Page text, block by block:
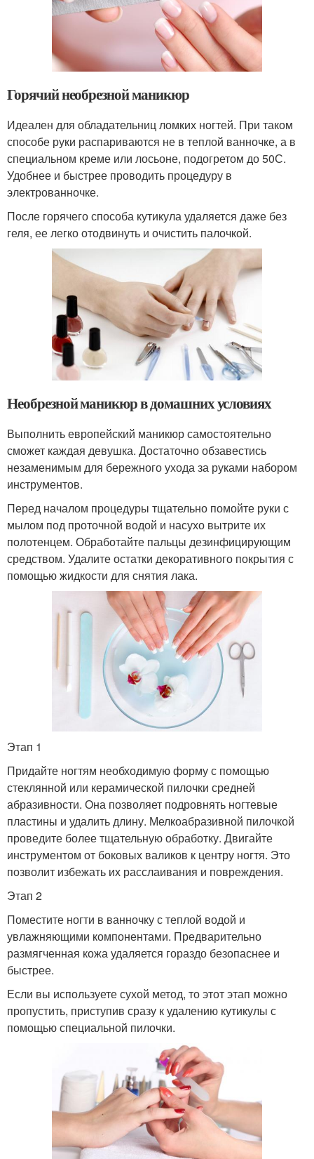
Горячий необрезной маникюр
Идеален для обладательниц ломких ногтей. При таком
способе руки распариваются не в теплой ванночке, а в
специальном креме или лосьоне, подогретом до 50С.
Удобнее и быстрее проводить процедуру в
электрованночке.
После горячего способа кутикула удаляется даже без
геля, ее легко отодвинуть и очистить палочкой.
Необрезной маникюр в домашних условиях
Выполнить европейский маникюр самостоятельно
сможет каждая девушка. Достаточно обзавестись
незаменимым для бережного ухода за руками набором
инструментов.
Перед началом процедуры тщательно помойте руки с
мылом под проточной водой и насухо вытрите их
полотенцем. Обработайте пальцы дезинфицирующим
средством. Удалите остатки декоративного покрытия с
помощью жидкости для снятия лака.
Этап 1
Придайте ногтям необходимую форму с помощью
стеклянной или керамической пилочки средней
абразивности. Она позволяет подровнять ногтевые
пластины и удалить длину. Мелкоабразивной пилочкой
проведите более тщательную обработку. Двигайте
инструментом от боковых валиков к центру ногтя. Это
позволит избежать их расслаивания и повреждения.
Этап 2
Поместите ногти в ванночку с теплой водой и
увлажняющими компонентами. Предварительно
размягченная кожа удаляется гораздо безопаснее и
быстрее.
Если вы используете сухой метод, то этот этап можно
пропустить, приступив сразу к удалению кутикулы с
помощью специальной пилочки.